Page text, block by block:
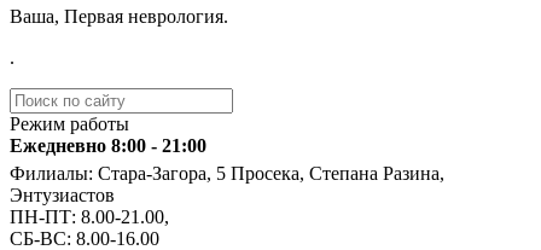
Ваша, Первая неврология.
.
Режим работы
Ежедневно 8:00 - 21:00
Филиалы: Стара-Загора, 5 Просека, Степана Разина,
Энтузиастов
ПН-ПТ: 8.00-21.00,
СБ-ВС: 8.00-16.00